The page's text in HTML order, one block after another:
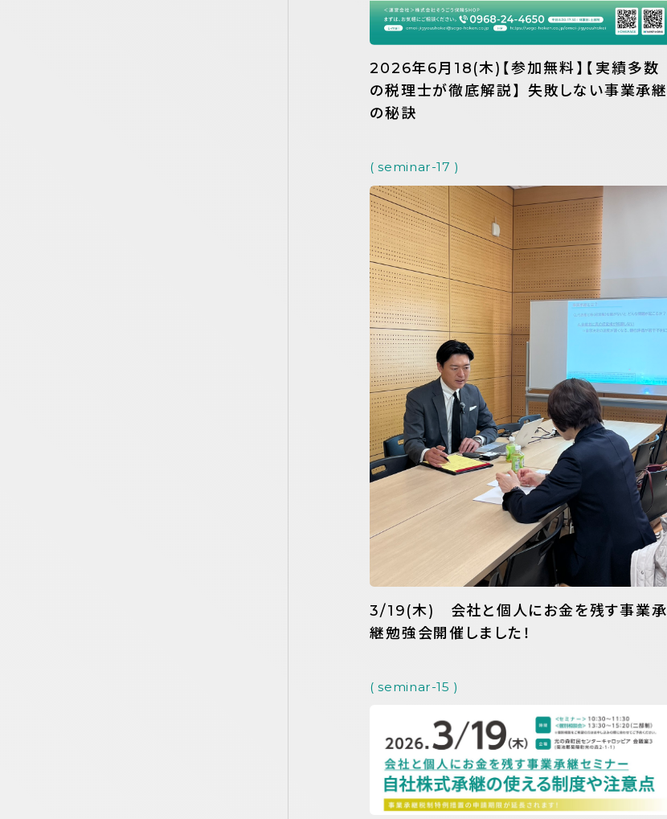
2026年6月18(木)【参加無料】【実績多数
の税理士が徹底解説】 失敗しない事業承継
の秘訣
( seminar-17 )
3/19(木) 会社と個人にお金を残す事業承
継勉強会開催しました！
( seminar-15 )